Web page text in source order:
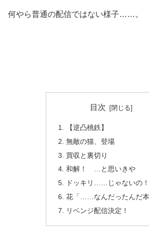
何やら普通の配信ではない様子……。
目次
【逆凸桃鉄】
無敵の猫、登場
買収と裏切り
和解！ …と思いきや
ドッキリ……じゃないの
花「……なんだったんだ本
リベンジ配信決定！